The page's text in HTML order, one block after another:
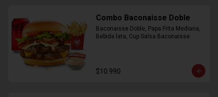
Combo Baconaisse Doble
Baconaisse Doble, Papa Frita Mediana,
Bebida lata, Cup Salsa Baconaisse
$10.990